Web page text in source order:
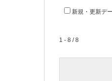
新規・更新デ
1 - 8 / 8